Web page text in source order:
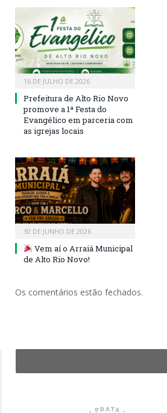
16 DE JULHO DE 2026
Prefeitura de Alto Rio Novo
promove a 1ª Festa do
Evangélico em parceria com
as igrejas locais
30 DE JUNHO DE 2026
Vem aí o Arraiá Municipal
de Alto Rio Novo!
Os comentários estão fechados.